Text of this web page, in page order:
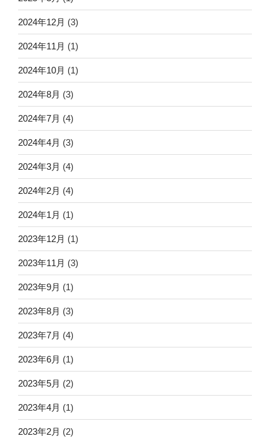
2024年12月 (3)
2024年11月 (1)
2024年10月 (1)
2024年8月 (3)
2024年7月 (4)
2024年4月 (3)
2024年3月 (4)
2024年2月 (4)
2024年1月 (1)
2023年12月 (1)
2023年11月 (3)
2023年9月 (1)
2023年8月 (3)
2023年7月 (4)
2023年6月 (1)
2023年5月 (2)
2023年4月 (1)
2023年2月 (2)